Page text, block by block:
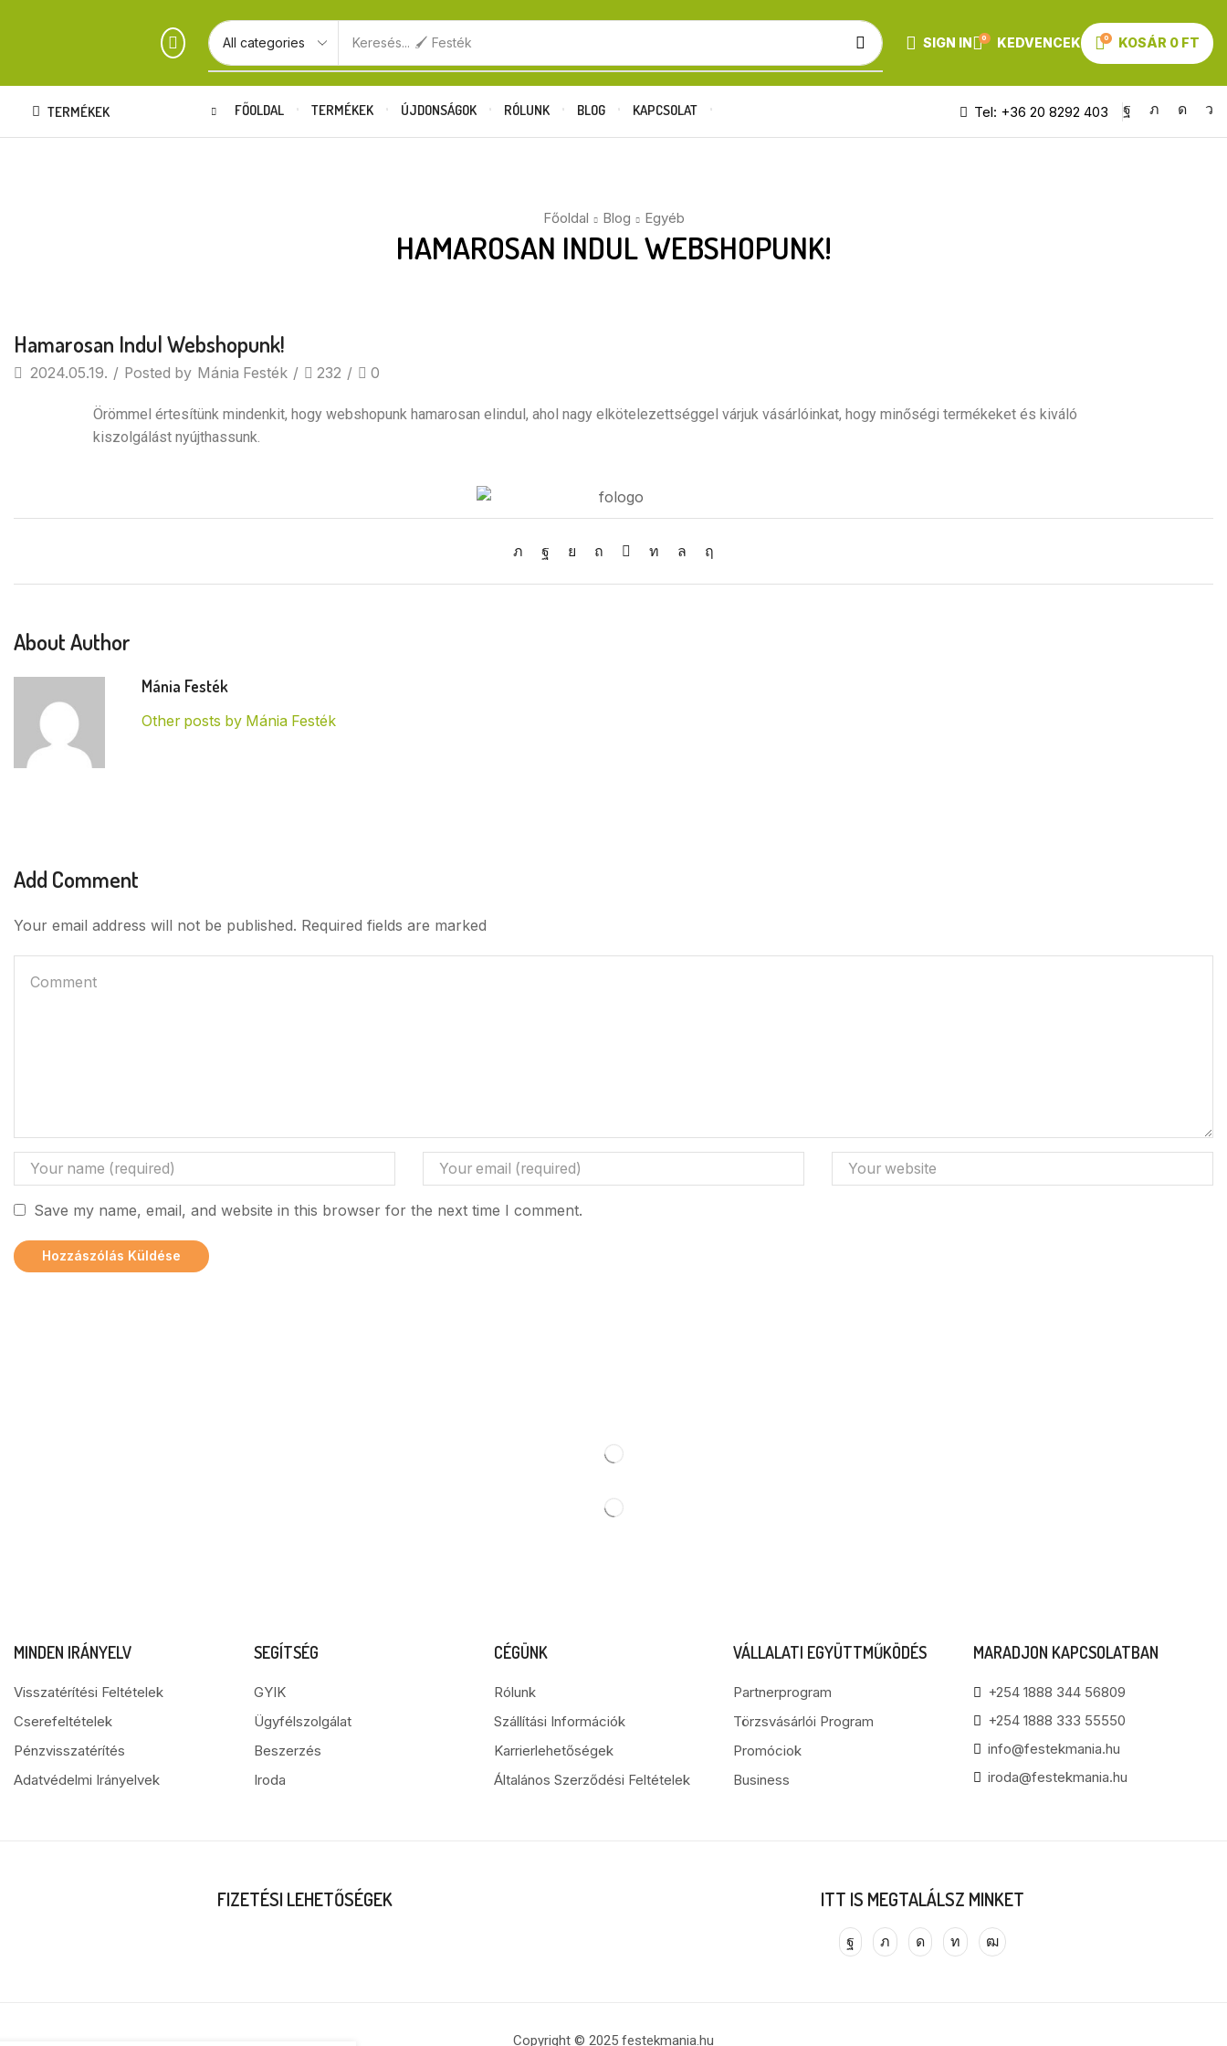
Keresés... 🖌️ Festék SIGN IN 0 KEDVENCEK 0 KOSÁR 0 FT
TERMÉKEK FŐOLDAL TERMÉKEK ÚJDONSÁGOK RÓLUNK BLOG KAPCSOLAT Tel: +36 20 8292 403
Főoldal Blog Egyéb
HAMAROSAN INDUL WEBSHOPUNK!
Hamarosan Indul Webshopunk!
2024.05.19. / Posted by Mánia Festék / 232 / 0
Örömmel értesítünk mindenkit, hogy webshopunk hamarosan elindul, ahol nagy elkötelezettséggel várjuk vásárlóinkat, hogy minőségi termékeket és kiváló
kiszolgálást nyújthassunk.
About Author
Mánia Festék
Other posts by Mánia Festék
Add Comment
Your email address will not be published. Required fields are marked
Save my name, email, and website in this browser for the next time I comment.
MINDEN IRÁNYELV
Visszatérítési Feltételek
Cserefeltételek
Pénzvisszatérítés
Adatvédelmi Irányelvek
SEGÍTSÉG
GYIK
Ügyfélszolgálat
Beszerzés
Iroda
CÉGÜNK
Rólunk
Szállítási Információk
Karrierlehetőségek
Általános Szerződési Feltételek
VÁLLALATI EGYÜTTMŰKÖDÉS
Partnerprogram
Törzsvásárlói Program
Promóciok
Business
MARADJON KAPCSOLATBAN
+254 1888 344 56809
+254 1888 333 55550
info@festekmania.hu
iroda@festekmania.hu
FIZETÉSI LEHETŐSÉGEK ITT IS MEGTALÁLSZ MINKET
Copyright © 2025 festekmania.hu